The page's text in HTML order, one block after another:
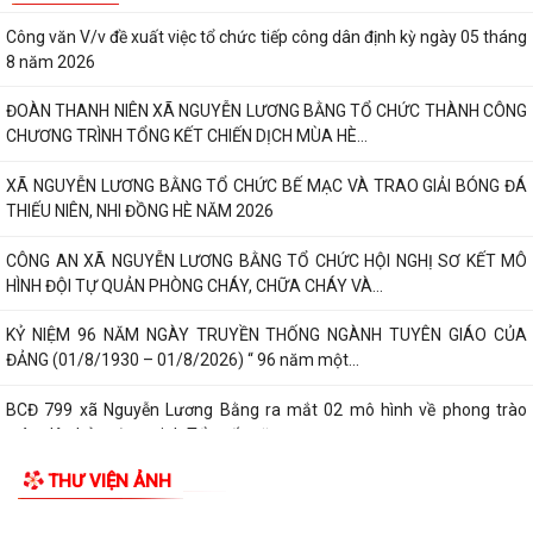
Công văn V/v đề xuất việc tổ chức tiếp công dân định kỳ ngày 05 tháng
8 năm 2026
ĐOÀN THANH NIÊN XÃ NGUYỄN LƯƠNG BẰNG TỔ CHỨC THÀNH CÔNG
CHƯƠNG TRÌNH TỔNG KẾT CHIẾN DỊCH MÙA HÈ...
XÃ NGUYỄN LƯƠNG BẰNG TỔ CHỨC BẾ MẠC VÀ TRAO GIẢI BÓNG ĐÁ
THIẾU NIÊN, NHI ĐỒNG HÈ NĂM 2026
CÔNG AN XÃ NGUYỄN LƯƠNG BẰNG TỔ CHỨC HỘI NGHỊ SƠ KẾT MÔ
HÌNH ĐỘI TỰ QUẢN PHÒNG CHÁY, CHỮA CHÁY VÀ...
KỶ NIỆM 96 NĂM NGÀY TRUYỀN THỐNG NGÀNH TUYÊN GIÁO CỦA
ĐẢNG (01/8/1930 – 01/8/2026) “ 96 năm một...
BCĐ 799 xã Nguyễn Lương Bằng ra mắt 02 mô hình về phong trào
toàn dân bảo vệ an ninh Tổ quốc năm...
Xã Nguyễn Lương Bằng bế mạc lớp bồi dưỡng kiến thức quốc phòng và
THƯ VIỆN ẢNH